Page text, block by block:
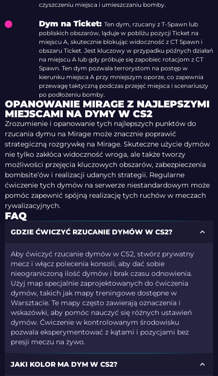
czyszczeniu miejsca i umieszczaniu bomby.
Dym na Ticket: Ten dym, rzucany z T-Spawn lub
pobliskich obszarów, ląduje w pobliżu pozycji Ticket na
miejscu A, skutecznie blokując widoczność z CT Spawn i
obszaru Ticket. Jest kluczowy w przypadku późnych działań
na miejscu A lub gdy próbuje się zapobiec rotacjom z CT
Spawn. Ten dym pozwala terrorystom na postęp w
kierunku miejsca A przy mniejszym oporze, co zapewnia
przewagę taktyczną podczas przejęć miejsca i scenariuszy
po podłożeniu bomby.
OPANOWANIE MIRAGE Z NAJLEPSZYMI
MIEJSCAMI NA DYMY W CS2
Zrozumienie i opanowanie tych najlepszych punktów do
rzucania dymu na Mirage może znacznie poprawić
strategiczną rozgrywkę na Mirage. Skuteczne użycie dymów
nie tylko zakłóca widoczność wroga, ale także tworzy
możliwości przejęcia kluczowych obszarów, zabezpieczenia
bombsite’ów i realizacji udanych strategii. Regularne
ćwiczenie tych dymów na serwerze niestandardowym może
pomóc zapewnić spójną realizację tych ruchów w meczach
rywalizacyjnych.
FAQ
GDZIE ĆWICZYĆ RZUCANIE DYMÓW W CS2?
Aby ćwiczyć rzucanie dymów w CS2, stwórz prywatny
mecz i włącz polecenia konsoli, aby dać sobie
nieograniczoną ilość dymów i brak czasu odnowienia.
Użyj map specjalnie zaprojektowanych do ćwiczenia
dymów, takich jak mapy treningowe dostępne w
Warsztacie. Te mapy często zawierają oznaczenia i
wskazówki, aby pomóc nauczyć się różnych ustawień
dymów. Ćwiczenie w kontrolowanym środowisku
pozwala eksperymentować z kątami i pozycjami bez
presji meczu na żywo.
JAKI KOLOR MA DYM W CS2?